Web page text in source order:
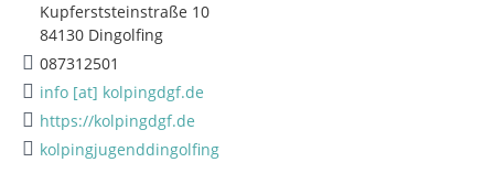
Kupferststeinstraße 10
84130 Dingolfing
087312501
info [at] kolpingdgf.de
https://kolpingdgf.de
kolpingjugenddingolfing